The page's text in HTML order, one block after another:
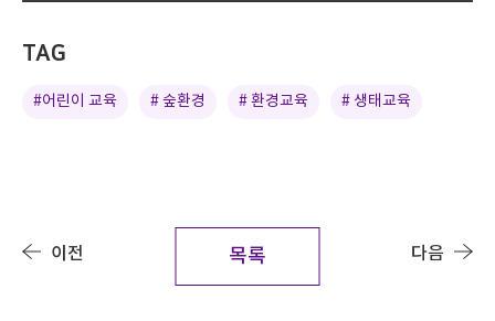
TAG
#어린이 교육 # 숲환경 # 환경교육 # 생태교육
이전 목록 다음